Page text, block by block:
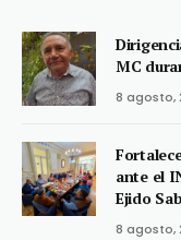
MC
8 agosto,
ante el
Ejido
8 agosto,